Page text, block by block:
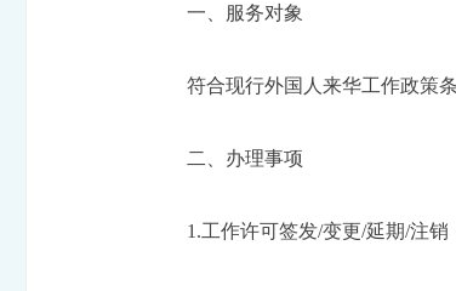
一、服务对象
符合现行外国人来华工作政策
二、办理事项
1.工作许可签发/变更/延期/注销